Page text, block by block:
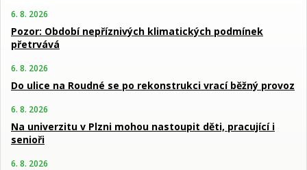
6. 8. 2026
Pozor: Období nepříznivých klimatických podmínek
přetrvává
6. 8. 2026
Do ulice na Roudné se po rekonstrukci vrací běžný provoz
6. 8. 2026
Na univerzitu v Plzni mohou nastoupit děti, pracující i
senioři
6. 8. 2026